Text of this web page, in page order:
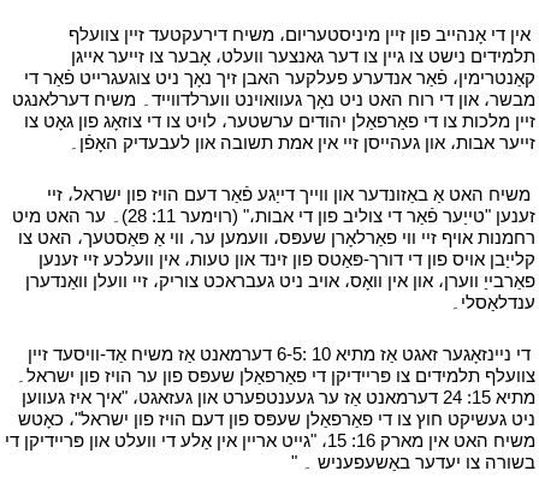
אין די אָנהייב פון זיין מיניסטעריום، משיח דירעקטעד זיין צוועלף
תלמידים נישט צו גיין צו דער גאנצער וועלט، אָבער צו זייער אייגן
קאַנטרימין، פֿאַר אנדערע פעלקער האבן זיך נאָך ניט צוגעגרייט פֿאַר די
מבשר، און די רוח האט ניט נאָך געוואוינט ווערלדווייד۔ משיח דערלאנגט
זיין מלכות צו די פאַרפאַלן יהודים ערשטער، לויט צו די צוזאָג פון גאָט צו
זייער אבות، און געהייסן זיי אין אמת תשובה און לעבעדיק האָפֿן۔
משיח האט אַ באַזונדער און ווייך דייַגע פֿאַר דעם הויז פון ישראל، זיי
זענען "טייַער פֿאַר די צוליב פון די אבות،" (רוימער 11: 28)۔ ער האט מיט
רחמנות אויף זיי ווי פאַרלאָרן שעפּס، וועמען ער، ווי אַ פּאַסטעך، האט צו
קלייַבן אויס פון די דורך-פּאַטס פון זינד און טעות، אין וועלכע זיי זענען
פאַרבייַ ווערן، און אין וואָס، אויב ניט געבראכט צוריק، זיי וועלן וואַנדערן
ענדלאַסלי۔
די ניינזאָגער זאגט אַז מתיא 10 :6-5 דערמאנט אַז משיח אַד-וויסעד זיין
צוועלף תלמידים צו פּריידיקן די פאַרפאַלן שעפּס פון ער הויז פון ישראל۔
מתיא 15: 24 דערמאנט אַז ער געענטפערט און געזאגט، "איך איז געווען
ניט געשיקט חוץ צו די פאַרפאַלן שעפּס פון דעם הויז פון ישראל"، כאָטש
משיח האט אין מארק 16: 15، "גייט אריין אין אַלע די וועלט און פּריידיקן די
בשורה צו יעדער באַשעפעניש ۔ "